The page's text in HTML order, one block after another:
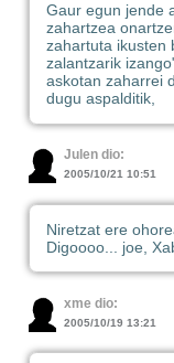
Gaur egun jende
zahartzea
zahartuta ikusten
zalantzarik
askotan zaharrei
dugu aspalditik,
Julen dio:
2005/10/21 10:51
Niretzat ere
Digoooo... joe,
xme dio:
2005/10/19 13:21